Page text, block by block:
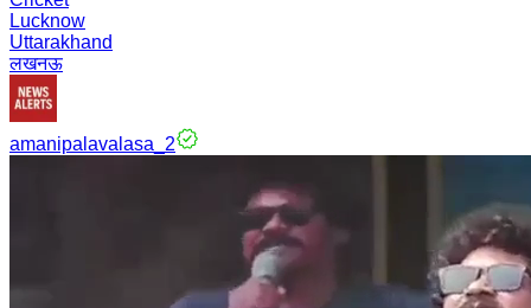
Lucknow
Uttarakhand
लखनऊ
amanipalavalasa_2